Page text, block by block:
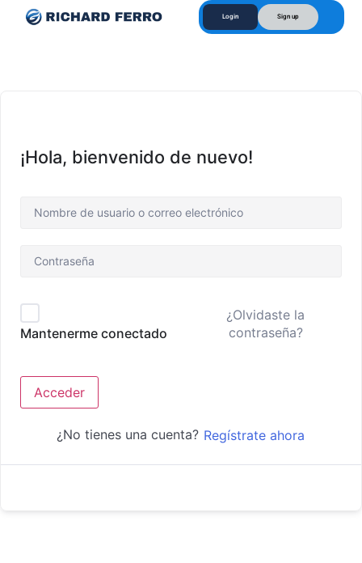
Login Sign up
¡Hola, bienvenido de nuevo!
Mantenerme conectado
¿Olvidaste la
contraseña?
Acceder
¿No tienes una cuenta? Regístrate ahora